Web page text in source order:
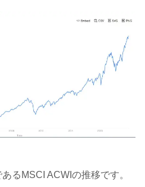
るMSCI ACWIの推移です。